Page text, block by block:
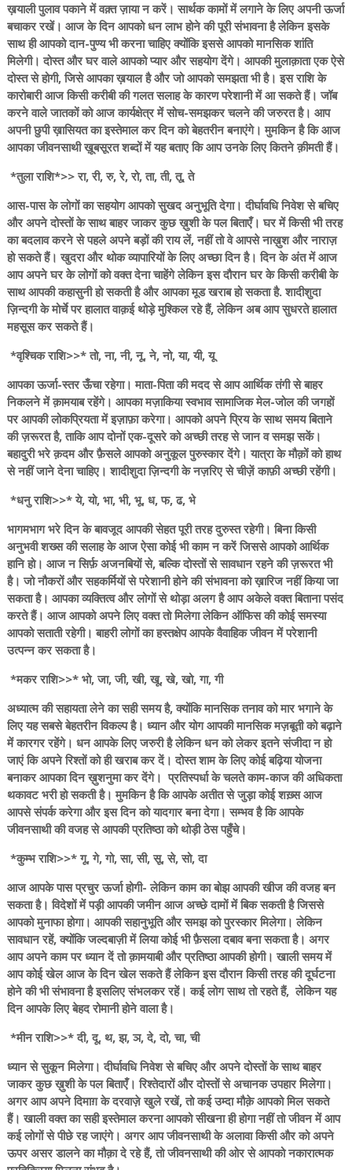
ख़याली पुलाव पकाने में वक़्त ज़ाया न करें। सार्थक कामों में लगाने के लिए अपनी ऊर्जा
बचाकर रखें। आज के दिन आपको धन लाभ होने की पूरी संभावना है लेकिन इसके
साथ ही आपको दान-पुण्य भी करना चाहिए क्योंकि इससे आपको मानसिक शांति
मिलेगी। दोस्त और घर वाले आपको प्यार और सहयोग देंगे। आपकी मुलाक़ाता एक ऐसे
दोस्त से होगी, जिसे आपका ख़याल है और जो आपको समझता भी है। इस राशि के
कारोबारी आज किसी करीबी की गलत सलाह के कारण परेशानी में आ सकते हैं। जॉब
करने वाले जातकों को आज कार्यक्षेत्र में सोच-समझकर चलने की जरुरत है। आप
अपनी छुपी ख़ासियत का इस्तेमाल कर दिन को बेहतरीन बनाएंगे। मुमकिन है कि आज
आपका जीवनसाथी ख़ूबसूरत शब्दों में यह बताए कि आप उनके लिए कितने क़ीमती हैं।
*तुला राशि*>> रा, री, रु, रे, रो, ता, ती, तू, ते
आस-पास के लोगों का सहयोग आपको सुखद अनुभूति देगा। दीर्घावधि निवेश से बचिए
और अपने दोस्तों के साथ बाहर जाकर कुछ ख़ुशी के पल बिताएँ। घर में किसी भी तरह
का बदलाव करने से पहले अपने बड़ों की राय लें, नहीं तो वे आपसे नाख़ुश और नाराज़
हो सकते हैं। खुदरा और थोक व्यापारियों के लिए अच्छा दिन है। दिन के अंत में आज
आप अपने घर के लोगों को वक्त देना चाहेंगे लेकिन इस दौरान घर के किसी करीबी के
साथ आपकी कहासुनी हो सकती है और आपका मूड खराब हो सकता है. शादीशुदा
ज़िन्दगी के मोर्चे पर हालात वाक़ई थोड़े मुश्किल रहे हैं, लेकिन अब आप सुधरते हालात
महसूस कर सकते हैं।
*वृश्चिक राशि>>* तो, ना, नी, नू, ने, नो, या, यी, यू
आपका ऊर्जा-स्तर ऊँचा रहेगा। माता-पिता की मदद से आप आर्थिक तंगी से बाहर
निकलने में क़ामयाब रहेंगे। आपका मज़ाकिया स्वभाव सामाजिक मेल-जोल की जगहों
पर आपकी लोकप्रियता में इज़ाफ़ा करेगा। आपको अपने प्रिय के साथ समय बिताने
की ज़रूरत है, ताकि आप दोनों एक-दूसरे को अच्छी तरह से जान व समझ सकें।
बहादुरी भरे क़दम और फ़ैसले आपको अनुकूल पुरुस्कार देंगे। यात्रा के मौक़ों को हाथ
से नहीं जाने देना चाहिए। शादीशुदा ज़िन्दगी के नज़रिए से चीज़ें काफ़ी अच्छी रहेंगी।
*धनु राशि>>* ये, यो, भा, भी, भू, ध, फ, ढ, भे
भागमभाग भरे दिन के बावजूद आपकी सेहत पूरी तरह दुरुस्त रहेगी। बिना किसी
अनुभवी शख्स की सलाह के आज ऐसा कोई भी काम न करें जिससे आपको आर्थिक
हानि हो। आज न सिर्फ़ अजनबियों से, बल्कि दोस्तों से सावधान रहने की ज़रूरत भी
है। जो नौकरों और सहकर्मियों से परेशानी होने की संभावना को ख़ारिज नहीं किया जा
सकता है। आपका व्यक्तित्व और लोगों से थोड़ा अलग है आप अकेले वक्त बिताना पसंद
करते हैं। आज आपको अपने लिए वक्त तो मिलेगा लेकिन ऑफिस की कोई समस्या
आपको सताती रहेगी। बाहरी लोगों का हस्तक्षेप आपके वैवाहिक जीवन में परेशानी
उत्पन्न कर सकता है।
*मकर राशि>>* भो, जा, जी, खी, खू, खे, खो, गा, गी
अध्यात्म की सहायता लेने का सही समय है, क्योंकि मानसिक तनाव को मार भगाने के
लिए यह सबसे बेहतरीन विकल्प है। ध्यान और योग आपकी मानसिक मज़बूती को बढ़ाने
में कारगर रहेंगे। धन आपके लिए जरुरी है लेकिन धन को लेकर इतने संजीदा न हो
जाएं कि अपने रिश्तों को ही खराब कर दें। दोस्त शाम के लिए कोई बढ़िया योजना
बनाकर आपका दिन ख़ुशनुमा कर देंगे। प्रतिस्पर्धा के चलते काम-काज की अधिकता
थकावट भरी हो सकती है। मुमकिन है कि आपके अतीत से जुड़ा कोई शख़्स आज
आपसे संपर्क करेगा और इस दिन को यादगार बना देगा। सम्भव है कि आपके
जीवनसाथी की वजह से आपकी प्रतिष्ठा को थोड़ी ठेस पहुँचे।
*कुम्भ राशि>>* गू, गे, गो, सा, सी, सू, से, सो, दा
आज आपके पास प्रचुर ऊर्जा होगी- लेकिन काम का बोझ आपकी खीज की वजह बन
सकता है। विदेशों में पड़ी आपकी जमीन आज अच्छे दामों में बिक सकती है जिससे
आपको मुनाफा होगा। आपकी सहानुभूति और समझ को पुरस्कार मिलेगा। लेकिन
सावधान रहें, क्योंकि जल्दबाज़ी में लिया कोई भी फ़ैसला दबाव बना सकता है। अगर
आप अपने काम पर ध्यान दें तो क़ामयाबी और प्रतिष्ठा आपकी होगी। खाली समय में
आप कोई खेल आज के दिन खेल सकते हैं लेकिन इस दौरान किसी तरह की दूर्घटना
होने की भी संभावना है इसलिए संभलकर रहें। कई लोग साथ तो रहते हैं, लेकिन यह
दिन आपके लिए बेहद रोमानी होने वाला है।
*मीन राशि>>* दी, दू, थ, झ, ञ, दे, दो, चा, ची
ध्यान से सुकून मिलेगा। दीर्घावधि निवेश से बचिए और अपने दोस्तों के साथ बाहर
जाकर कुछ ख़ुशी के पल बिताएँ। रिश्तेदारों और दोस्तों से अचानक उपहार मिलेगा।
अगर आप अपने दिमाग़ के दरवाज़े खुले रखें, तो कई उम्दा मौक़े आपको मिल सकते
हैं। खाली वक्त का सही इस्तेमाल करना आपको सीखना ही होगा नहीं तो जीवन में आप
कई लोगों से पीछे रह जाएंगे। अगर आप जीवनसाथी के अलावा किसी और को अपने
ऊपर असर डालने का मौक़ा दे रहे हैं, तो जीवनसाथी की ओर से आपको नकारात्मक